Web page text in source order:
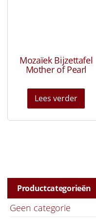
Mozaïek Bijzettafel
Mother of Pearl
Lees verder
Productcategorieën
Geen categorie